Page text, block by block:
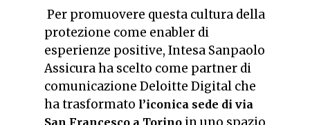
Per promuovere questa cultura della
protezione come enabler di
esperienze positive, Intesa Sanpaolo
Assicura ha scelto come partner di
comunicazione Deloitte Digital che
ha trasformato l’iconica sede di via